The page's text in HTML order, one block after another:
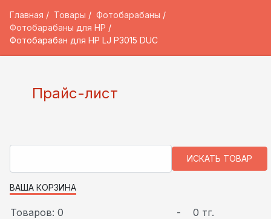
Главная Товары
Фотобарабаны
Фотобарабаны для HP
Фотобарабан для HP LJ P3015 DUC
Прайс-лист
ВАША КОРЗИНА
Товаров: 0 -
0 тг.